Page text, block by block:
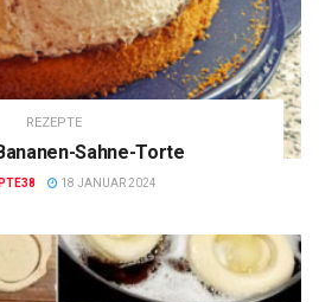
REZEPTE
Sahne-Torte
18 JANUAR 2024